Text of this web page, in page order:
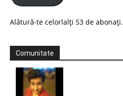
Alătură-te celorlalți 53 de abonați.
Comunitate